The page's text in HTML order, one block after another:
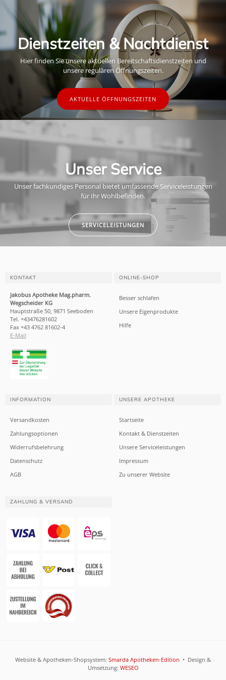
Dienstzeiten & Nachtdienst
Hier finden Sie unsere aktuellen Bereitschaftsdienstzeiten und
unsere regulären Öffnungszeiten.
AKTUELLE ÖFFNUNGSZEITEN
Unser Service
Unser fachkundiges Personal bietet umfassende Serviceleistungen
für Ihr Wohlbefinden.
SERVICELEISTUNGEN
KONTAKT
Jakobus Apotheke Mag.pharm.
Wegscheider KG
Hauptstraße 50, 9871 Seeboden
Tel. +43476281602
Fax +43 4762 81602-4
E-Mail
ONLINE-SHOP
Besser schlafen
Unsere Eigenprodukte
Hilfe
INFORMATION
Versandkosten
Zahlungsoptionen
Widerrufsbelehrung
Datenschutz
AGB
UNSERE APOTHEKE
Startseite
Kontakt & Dienstzeiten
Unsere Serviceleistungen
Impressum
Zu unserer Website
ZAHLUNG & VERSAND
Website & Apotheken-Shopsystem: Smarda Apotheken-Edition • Design &
Umsetzung: WESEO